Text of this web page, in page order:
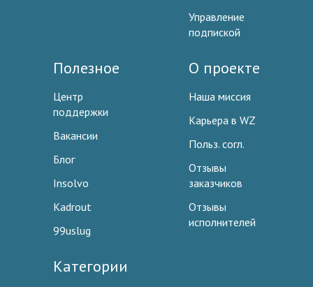
Управление
подпиской
Полезное
Центр
поддержки
Вакансии
Блог
Insolvo
Kadrout
99uslug
О проекте
Наша миссия
Карьера в WZ
Польз. согл.
Отзывы
заказчиков
Отзывы
исполнителей
Категории